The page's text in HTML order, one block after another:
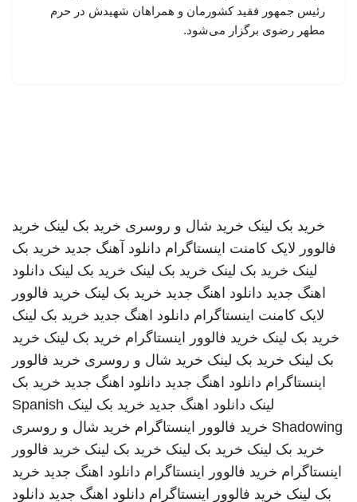
رئیس جمهور فقید کشورمان و همراهان شهیدش در حرم
مطهر رضوی برگزار می‌شود.
خرید بک لینک خرید شال و روسری خرید بک لینک خرید
فالوور لایک کامنت اینستاگرام دانلود آهنگ جدید خرید بک
لینک خرید بک لینک خرید بک لینک خرید بک لینک دانلود
اهنگ جدید دانلود اهنگ جدید خرید بک لینک خرید فالوور
لایک کامنت اینستاگرام دانلود اهنگ جدید خرید بک لینک
خرید بک لینک خرید فالوور اینستاگرام خرید بک لینک خرید
بک لینک خرید بک لینک خرید شال و روسری خرید فالوور
اینستاگرام دانلود اهنگ جدید دانلود اهنگ جدید خرید بک
لینک دانلود اهنگ جدید خرید بک لینک Spanish
Shadowing خرید فالوور اینستاگرام خرید شال و روسری
خرید بک لینک خرید بک لینک خرید بک لینک خرید فالوور
اینستاگرام خرید فالوور اینستاگرام دانلود اهنگ جدید خرید
بک لینک خرید فالوور اینستاگرام دانلود اهنگ جدید دانلود